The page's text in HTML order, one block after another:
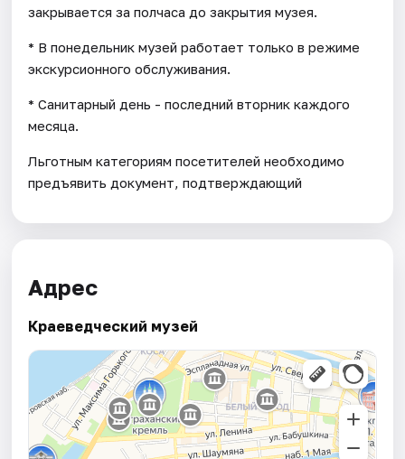
закрывается за полчаса до закрытия музея.
* В понедельник музей работает только в режиме
экскурсионного обслуживания.
* Санитарный день - последний вторник каждого
месяца.
Льготным категориям посетителей необходимо
предъявить документ, подтверждающий
Адрес
Краеведческий музей